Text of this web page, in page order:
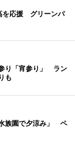
を応援 グリーンパ
り「宵参り」 ラン
も
族園で夕涼み」 ペ